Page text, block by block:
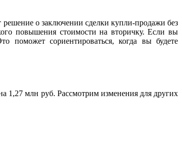
о заключении сделки купли-продажи без
повышения стоимости на вторичку. Если вы
поможет сориентироваться, когда вы будете
1,27 млн руб. Рассмотрим изменения для других